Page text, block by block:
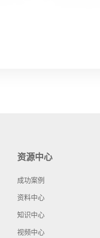
资源中心
成功案例
资料中心
知识中心
视频中心